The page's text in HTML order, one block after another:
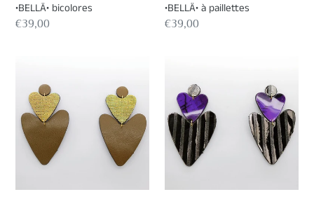
•BELLÄ• bicolores
Prix
€39,00
•BELLÄ• à paillettes
Prix
€39,00
d'oreilles
en
cuir
•BELLÄ•
bicolores
d'oreilles
en
cuir
•BELLÄ•
bicolores